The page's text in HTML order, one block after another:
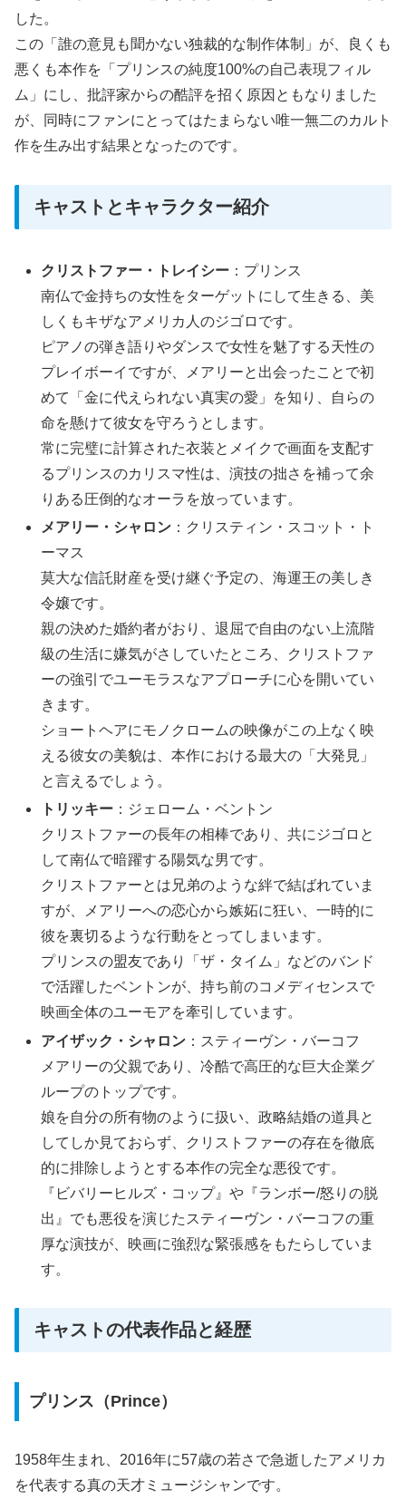
した。
この「誰の意見も聞かない独裁的な制作体制」が、良くも
悪くも本作を「プリンスの純度100%の自己表現フィル
ム」にし、批評家からの酷評を招く原因ともなりました
が、同時にファンにとってはたまらない唯一無二のカルト
作を生み出す結果となったのです。
キャストとキャラクター紹介
クリストファー・トレイシー ：プリンス
南仏で金持ちの女性をターゲットにして生きる、美
しくもキザなアメリカ人のジゴロです。
ピアノの弾き語りやダンスで女性を魅了する天性の
プレイボーイですが、メアリーと出会ったことで初
めて「金に代えられない真実の愛」を知り、自らの
命を懸けて彼女を守ろうとします。
常に完璧に計算された衣装とメイクで画面を支配す
るプリンスのカリスマ性は、演技の拙さを補って余
りある圧倒的なオーラを放っています。
メアリー・シャロン ：クリスティン・スコット・ト
ーマス
莫大な信託財産を受け継ぐ予定の、海運王の美しき
令嬢です。
親の決めた婚約者がおり、退屈で自由のない上流階
級の生活に嫌気がさしていたところ、クリストファ
ーの強引でユーモラスなアプローチに心を開いてい
きます。
ショートヘアにモノクロームの映像がこの上なく映
える彼女の美貌は、本作における最大の「大発見」
と言えるでしょう。
トリッキー ：ジェローム・ベントン
クリストファーの長年の相棒であり、共にジゴロと
して南仏で暗躍する陽気な男です。
クリストファーとは兄弟のような絆で結ばれていま
すが、メアリーへの恋心から嫉妬に狂い、一時的に
彼を裏切るような行動をとってしまいます。
プリンスの盟友であり「ザ・タイム」などのバンド
で活躍したベントンが、持ち前のコメディセンスで
映画全体のユーモアを牽引しています。
アイザック・シャロン ：スティーヴン・バーコフ
メアリーの父親であり、冷酷で高圧的な巨大企業グ
ループのトップです。
娘を自分の所有物のように扱い、政略結婚の道具と
してしか見ておらず、クリストファーの存在を徹底
的に排除しようとする本作の完全な悪役です。
『ビバリーヒルズ・コップ』や『ランボー/怒りの脱
出』でも悪役を演じたスティーヴン・バーコフの重
厚な演技が、映画に強烈な緊張感をもたらしていま
す。
キャストの代表作品と経歴
プリンス（Prince）
1958年生まれ、2016年に57歳の若さで急逝したアメリカ
を代表する真の天才ミュージシャンです。